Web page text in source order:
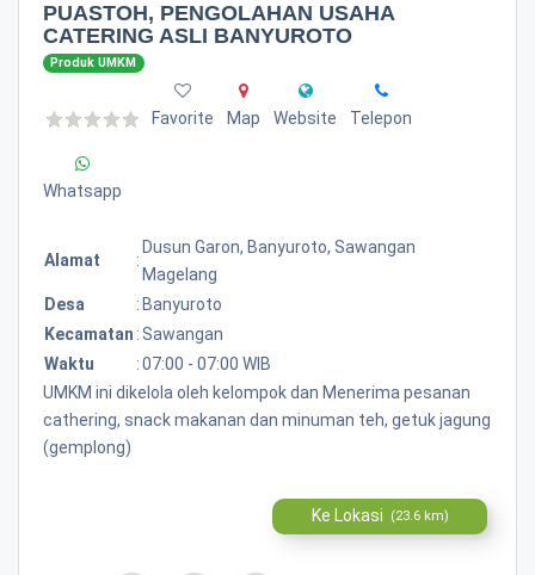
PUASTOH, PENGOLAHAN USAHA
CATERING ASLI BANYUROTO
Produk UMKM
Favorite Map Website Telepon
Whatsapp
Alamat :
Dusun Garon, Banyuroto, Sawangan
Magelang
Desa
: Banyuroto
Kecamatan : Sawangan
Waktu
:07:00 - 07:00 WIB
UMKM ini dikelola oleh kelompok dan Menerima pesanan
cathering, snack makanan dan minuman teh, getuk jagung
(gemplong)
Ke Lokasi (23.6 km)